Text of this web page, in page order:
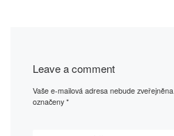
Leave a comment
Vaše e-mailová adresa nebude zveřejněna.
označeny*